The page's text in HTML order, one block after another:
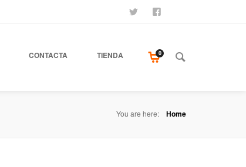
SÍGUENOS
CONTACTA TIENDA 0
You are here: Home